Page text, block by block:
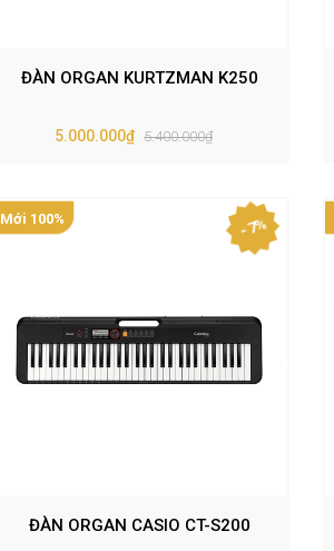
ĐÀN ORGAN KURTZMAN K250
5.000.000₫ 5.400.000₫
- 7%
Mới 100%
ĐÀN ORGAN CASIO CT-S200